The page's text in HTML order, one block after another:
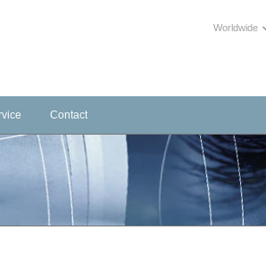
Worldwide
Brandmeld-/Ontruimingsinstallaties
Contact
Contactformulier